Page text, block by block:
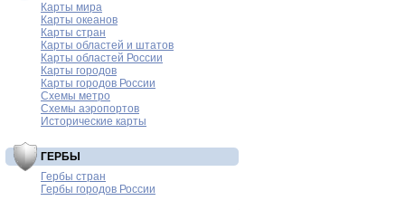
Карты мира
Карты океанов
Карты стран
Карты областей и штатов
Карты областей России
Карты городов
Карты городов России
Схемы метро
Схемы аэропортов
Исторические карты
ГЕРБЫ
Гербы стран
Гербы городов России